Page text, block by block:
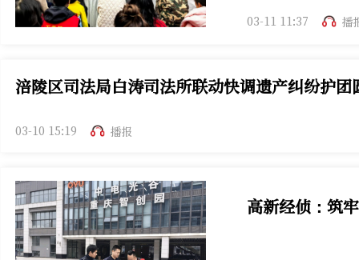
03-11 11:37 播
涪陵区司法局白涛司法所联动快调遗产纠纷护团
03-10 15:19 播报
高新经侦：筑